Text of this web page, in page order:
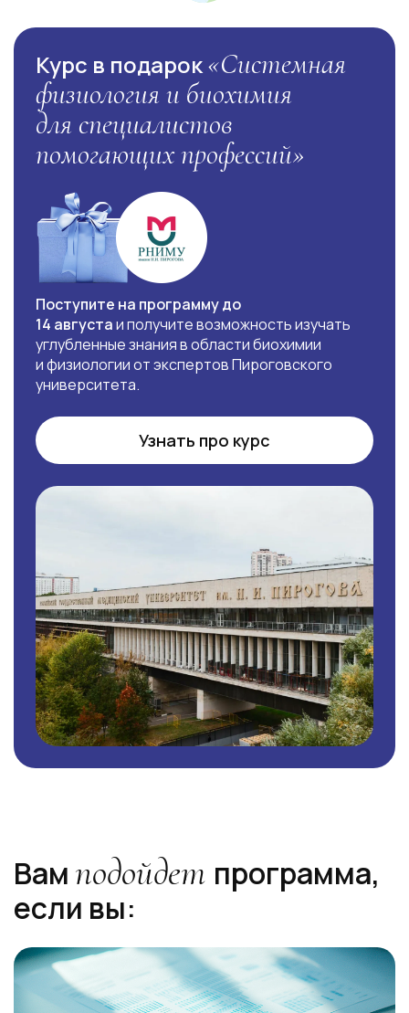
Курс в подарок«Системная
физиология и биохимия
для специалистов
помогающих профессий»
Поступите на программу до
14 августаи получите возможность изучать
углубленные знания в области биохимии
и физиологии от экспертов Пироговского
университета.
Узнать про курс
Вам подойдет программа,
если вы: